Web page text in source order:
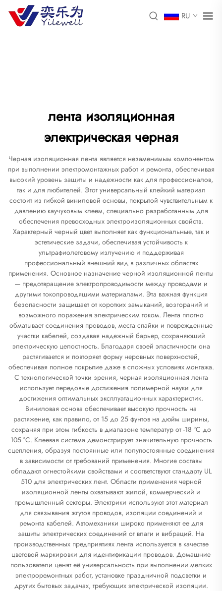
RU
лента изоляционная
электрическая черная
Черная изоляционная лента является незаменимым компонентом
при выполнении электромонтажных работ и ремонта, обеспечивая
высокий уровень защиты и надежности как для профессионалов,
так и для любителей. Этот универсальный клейкий материал
состоит из гибкой виниловой основы, покрытой чувствительным к
давлению каучуковым клеем, специально разработанным для
обеспечения превосходных электроизоляционных свойств.
Характерный черный цвет выполняет как функциональные, так и
эстетические задачи, обеспечивая устойчивость к
ультрафиолетовому излучению и поддерживая
профессиональный внешний вид в различных областях
применения. Основное назначение черной изоляционной ленты
— предотвращение электропроводимости между проводами и
другими токопроводящими материалами. Эта важная функция
безопасности защищает от коротких замыканий, возгораний и
возможного поражения электрическим током. Лента плотно
обматывает соединения проводов, места спайки и поврежденные
участки кабелей, создавая надежный барьер, сохраняющий
электрическую целостность. Благодаря своей эластичности она
растягивается и повторяет форму неровных поверхностей,
обеспечивая полное покрытие даже в сложных условиях монтажа.
С технологической точки зрения, черная изоляционная лента
использует передовые достижения полимерной науки для
достижения оптимальных эксплуатационных характеристик.
Виниловая основа обеспечивает высокую прочность на
растяжение, как правило, от 15 до 25 фунтов на дюйм ширины,
сохраняя при этом гибкость в диапазоне температур от -18 °C до
105 °C. Клеевая система демонстрирует значительную прочность
сцепления, образуя постоянные или полупостоянные соединения
в зависимости от требований применения. Многие составы
обладают огнестойкими свойствами и соответствуют стандарту UL
510 для электрических лент. Области применения черной
изоляционной ленты охватывают жилой, коммерческий и
промышленный секторы. Электрики используют этот материал
для связывания жгутов проводов, изоляции соединений и
ремонта кабелей. Автомеханики широко применяют ее для
защиты электрических соединений от влаги и вибраций. На
производственных предприятиях лента используется в качестве
цветовой маркировки для идентификации проводов. Домашние
пользователи ценят её универсальность при выполнении мелких
электроремонтных работ, установке праздничной подсветки и
других бытовых задачах, требующих электрической изоляции.